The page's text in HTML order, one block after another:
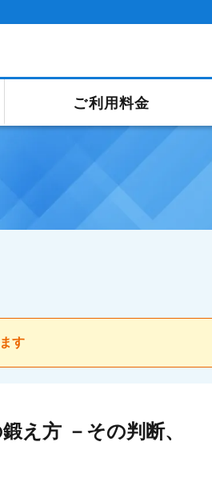
ご利用料金
す
え方 －その判断、